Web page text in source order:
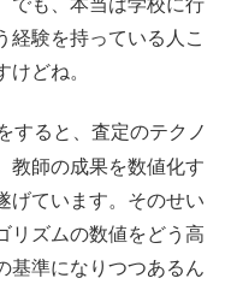
でも、本当は学校に行
経験を持っている人こ
どね。
すると、査定のテクノ
教師の成果を数値化す
げています。そのせい
リズムの数値をどう高
基準になりつつあるん